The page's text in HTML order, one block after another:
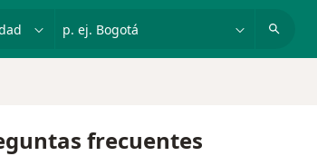
p. ej. Bogotá
frecuentes